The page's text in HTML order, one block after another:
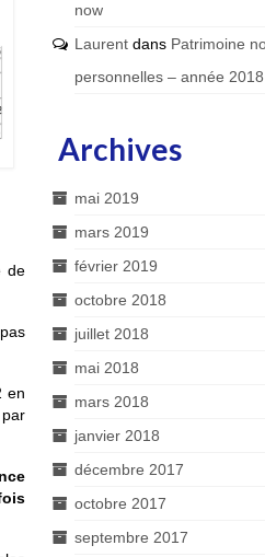
de
en
now
Laurentdans Patrimoine
personnelles – année 2018
Archives
mai 2019
mars 2019
février 2019
octobre 2018
juillet 2018
mai 2018
mars 2018
janvier 2018
décembre 2017
octobre 2017
septembre 2017